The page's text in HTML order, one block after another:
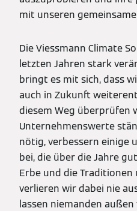
mit unseren
Die Viessmann Climate
letzten Jahren stark
bringt es mit sich, dass
auch in Zukunft
diesem Weg überprüfen
Unternehmenswerte
nötig, verbessern einige
bei, die über die Jahre
Erbe und die
verlieren wir dabei nie
lassen niemanden außen